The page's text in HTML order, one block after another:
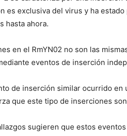
es exclusiva del virus y ha
hasta ahora.
en el RmYN02 no son las
eventos de inserción
de inserción similar ocurrido
que este tipo de inserciones
sugieren que estos